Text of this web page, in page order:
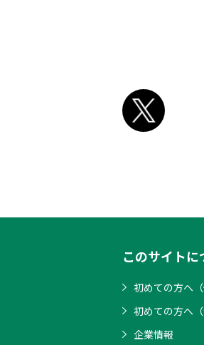
このサイトに
初めての方へ（
初めての方へ（
企業情報